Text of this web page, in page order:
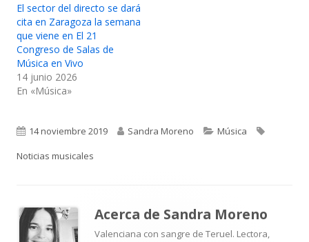
El sector del directo se dará
cita en Zaragoza la semana
que viene en El 21
Congreso de Salas de
Música en Vivo
14 junio 2026
En «Música»
Publicado
el
14 noviembre 2019 Autor
Sandra Moreno Categorías
Música
Noticias musicales
Acerca de Sandra Moreno
Valenciana con sangre de Teruel. Lectora,